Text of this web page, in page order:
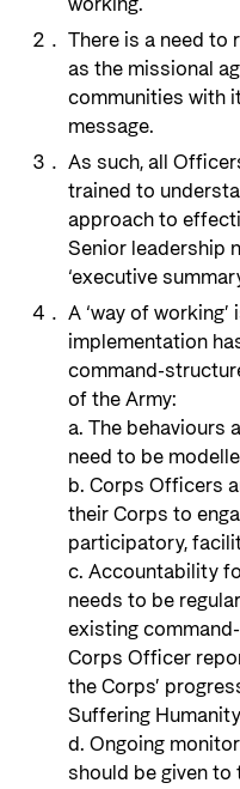
There is a need to
as the missional
communities with
message.
As such, all
trained to
approach to
Senior leadership
‘executive
A ‘way of
implementation
command-
of the Army:
a. The behaviours
need to be
b. Corps Officers
their Corps to
participatory,
c. Accountability
needs to be
existing
Corps Officer
the Corps’
Suffering
d. Ongoing
should be given to